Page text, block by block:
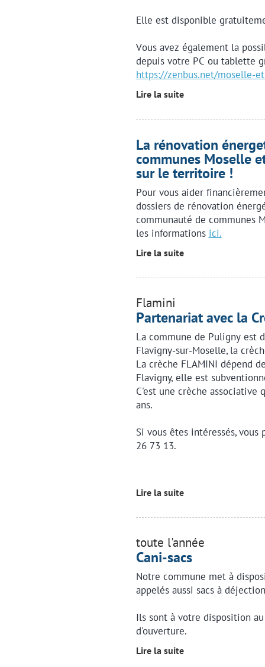
Elle est disponible
Vous avez également la
depuis votre PC ou tablette
https://zenbus.net/moselle-
Lire la suite
La rénovation
communes Moselle
sur le territoire !
Pour vous aider
dossiers de rénovation
communauté de communes
les informations ici.
Lire la suite
Flamini
Partenariat avec la
La commune de Puligny est
Flavigny-sur-Moselle, la
La crèche FLAMINI dépend
Flavigny, elle est
C'est une crèche
ans.
Si vous êtes intéressés,
26 73 13.
Lire la suite
toute l'année
Cani-sacs
Notre commune met à
appelés aussi sacs à
Ils sont à votre disposition
d'ouverture.
Lire la suite